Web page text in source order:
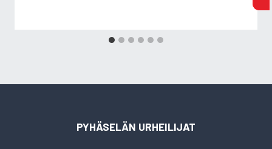
PYHÄSELÄN URHEILIJAT